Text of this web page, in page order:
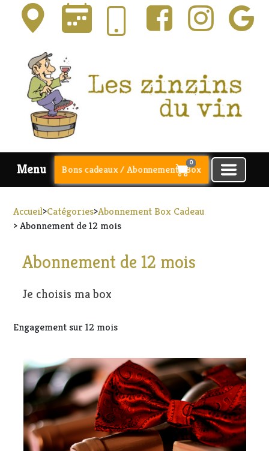
Menu Bons cadeaux / Abonnements Box
0
Accueil>Catégories>Abonnement Box Cadeau
> Abonnement de 12 mois
Abonnement de 12 mois
Je choisis ma box
Engagement sur 12 mois